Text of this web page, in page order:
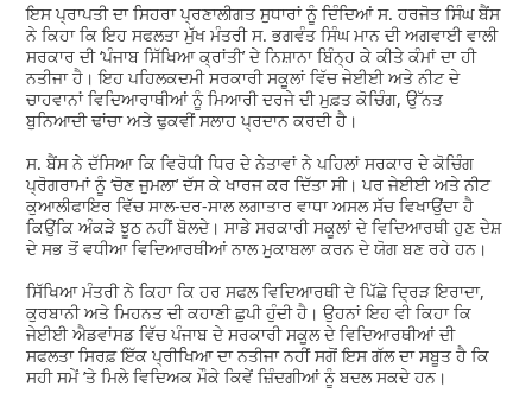
ਇਸ ਪ੍ਰਾਪਤੀ ਦਾ ਸਿਹਰਾ ਪ੍ਰਣਾਲੀਗਤ ਸੁਧਾਰਾਂ ਨੂੰ ਦਿੰਦਿਆਂ ਸ. ਹਰਜੋਤ ਸਿੰਘ ਬੈਂਸ
ਨੇ ਕਿਹਾ ਕਿ ਇਹ ਸਫਲਤਾ ਮੁੱਖ ਮੰਤਰੀ ਸ. ਭਗਵੰਤ ਸਿੰਘ ਮਾਨ ਦੀ ਅਗਵਾਈ ਵਾਲੀ
ਸਰਕਾਰ ਦੀ ‘ਪੰਜਾਬ ਸਿੱਖਿਆ ਕ੍ਰਾਂਤੀ’ ਦੇ ਨਿਸ਼ਾਨਾ ਬਿੰਨ੍ਹ ਕੇ ਕੀਤੇ ਕੰਮਾਂ ਦਾ ਹੀ
ਨਤੀਜਾ ਹੈ। ਇਹ ਪਹਿਲਕਦਮੀ ਸਰਕਾਰੀ ਸਕੂਲਾਂ ਵਿੱਚ ਜੇਈਈ ਅਤੇ ਨੀਟ ਦੇ
ਚਾਹਵਾਨਾਂ ਵਿਦਿਆਰਾਥੀਆਂ ਨੂੰ ਮਿਆਰੀ ਦਰਜੇ ਦੀ ਮੁਫ਼ਤ ਕੋਚਿੰਗ, ਉੱਨਤ
ਬੁਨਿਆਦੀ ਢਾਂਚਾ ਅਤੇ ਢੁਕਵੀਂ ਸਲਾਹ ਪ੍ਰਦਾਨ ਕਰਦੀ ਹੈ।
ਸ. ਬੈਂਸ ਨੇ ਦੱਸਿਆ ਕਿ ਵਿਰੋਧੀ ਧਿਰ ਦੇ ਨੇਤਾਵਾਂ ਨੇ ਪਹਿਲਾਂ ਸਰਕਾਰ ਦੇ ਕੋਚਿੰਗ
ਪ੍ਰੋਗਰਾਮਾਂ ਨੂੰ ‘ਚੋਣ ਜੁਮਲਾ’ ਦੱਸ ਕੇ ਖਾਰਜ ਕਰ ਦਿੱਤਾ ਸੀ। ਪਰ ਜੇਈਈ ਅਤੇ ਨੀਟ
ਕੁਆਲੀਫਾਇਰ ਵਿੱਚ ਸਾਲ-ਦਰ-ਸਾਲ ਲਗਾਤਾਰ ਵਾਧਾ ਅਸਲ ਸੱਚ ਵਿਖਾਉਂਦਾ ਹੈ
ਕਿਉਂਕਿ ਅੰਕੜੇ ਝੂਠ ਨਹੀਂ ਬੋਲਦੇ। ਸਾਡੇ ਸਰਕਾਰੀ ਸਕੂਲਾਂ ਦੇ ਵਿਦਿਆਰਥੀ ਹੁਣ ਦੇਸ਼
ਦੇ ਸਭ ਤੋਂ ਵਧੀਆ ਵਿਦਿਆਰਥੀਆਂ ਨਾਲ ਮੁਕਾਬਲਾ ਕਰਨ ਦੇ ਯੋਗ ਬਣ ਰਹੇ ਹਨ।
ਸਿੱਖਿਆ ਮੰਤਰੀ ਨੇ ਕਿਹਾ ਕਿ ਹਰ ਸਫਲ ਵਿਦਿਆਰਥੀ ਦੇ ਪਿੱਛੇ ਦ੍ਰਿੜ ਇਰਾਦਾ,
ਕੁਰਬਾਨੀ ਅਤੇ ਮਿਹਨਤ ਦੀ ਕਹਾਣੀ ਛੁਪੀ ਹੁੰਦੀ ਹੈ। ਉਹਨਾਂ ਇਹ ਵੀ ਕਿਹਾ ਕਿ
ਜੇਈਈ ਐਡਵਾਂਸਡ ਵਿੱਚ ਪੰਜਾਬ ਦੇ ਸਰਕਾਰੀ ਸਕੂਲ ਦੇ ਵਿਦਿਆਰਥੀਆਂ ਦੀ
ਸਫਲਤਾ ਸਿਰਫ਼ ਇੱਕ ਪ੍ਰੀਖਿਆ ਦਾ ਨਤੀਜਾ ਨਹੀਂ ਸਗੋਂ ਇਸ ਗੱਲ ਦਾ ਸਬੂਤ ਹੈ ਕਿ
ਸਹੀ ਸਮੇਂ ’ਤੇ ਮਿਲੇ ਵਿਦਿਅਕ ਮੌਕੇ ਕਿਵੇਂ ਜ਼ਿੰਦਗੀਆਂ ਨੂੰ ਬਦਲ ਸਕਦੇ ਹਨ।